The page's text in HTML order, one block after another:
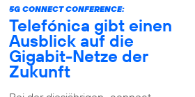
5G CONNECT CONFERENCE:
Telefónica gibt einen
Ausblick auf die
Gigabit-Netze der
Zukunft